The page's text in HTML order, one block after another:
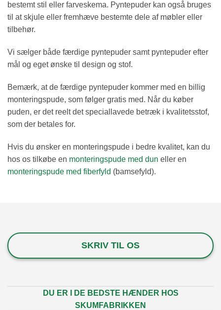
bestemt stil eller farveskema. Pyntepuder kan også bruges
til at skjule eller fremhæve bestemte dele af møbler eller
tilbehør.
Vi sælger både færdige pyntepuder samt pyntepuder efter
mål og eget ønske til design og stof.
Bemærk, at de færdige pyntepuder kommer med en billig
monteringspude, som følger gratis med. Når du køber
puden, er det reelt det speciallavede betræk i kvalitetsstof,
som der betales for.
Hvis du ønsker en monteringspude i bedre kvalitet, kan du
hos os tilkøbe en monteringspude med dun eller en
monteringspude med fiberfyld (bamsefyld).
SKRIV TIL OS
DU ER I DE BEDSTE HÆNDER HOS
SKUMFABRIKKEN